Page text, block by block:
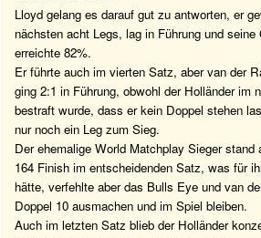
Lloyd gelang es darauf gut zu antworten, er
nächsten acht Legs, lag in Führung und seine
erreichte 82%.
Er führte auch im vierten Satz, aber van der
ging 2:1 in Führung, obwohl der Holländer im
bestraft wurde, dass er kein Doppel stehen
nur noch ein Leg zum Sieg.
Der ehemalige World Matchplay Sieger stand
164 Finish im entscheidenden Satz, was für
hätte, verfehlte aber das Bulls Eye und van
Doppel 10 ausmachen und im Spiel bleiben.
Auch im letzten Satz blieb der Holländer